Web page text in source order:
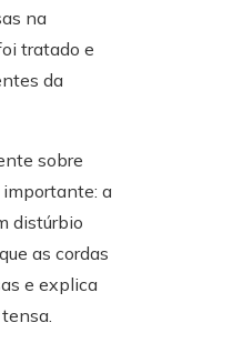
na
tratado e
da
sobre
importante: a
distúrbio
as cordas
e explica